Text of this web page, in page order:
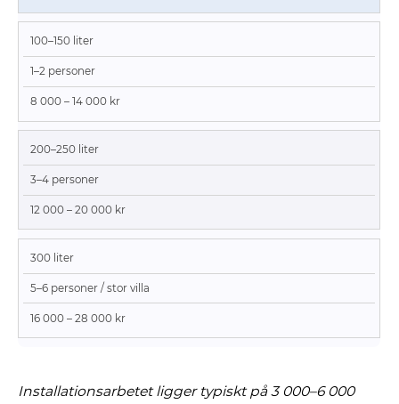
100–150 liter
1–2 personer
8 000 – 14 000 kr
200–250 liter
3–4 personer
12 000 – 20 000 kr
300 liter
5–6 personer / stor villa
16 000 – 28 000 kr
Installationsarbetet ligger typiskt på 3 000–6 000